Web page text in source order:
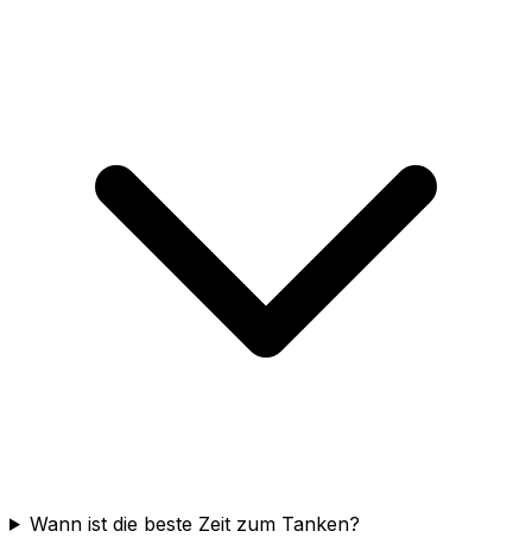
Wann ist die beste Zeit zum Tanken?